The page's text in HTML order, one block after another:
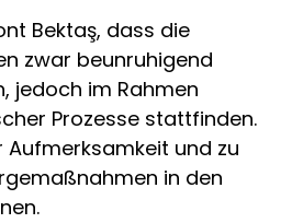
Bektaş, dass die
zwar beunruhigend
jedoch im Rahmen
Prozesse stattfinden.
Aufmerksamkeit und zu
in den